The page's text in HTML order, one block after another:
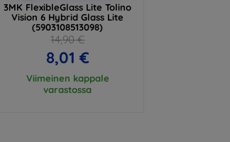
3MK FlexibleGlass Lite Tolino
Vision 6 Hybrid Glass Lite
(5903108513098)
14,90 €
8,01 €
Viimeinen kappale
varastossa